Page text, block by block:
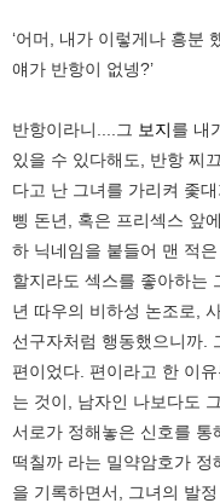
‘어머, 내가 이렇게나 흥분
얘가 반항이 없넹?’
반항이라니....그 보지를 내
있을 수 있다해도, 반항 찌
다고 난 그녀를 가리켜 좇
삥 돈년, 혹은 프리섹스 앞
하 닉네임을 붙들어 맨 적
할지라도 섹스를 좋아하는
년 따우의 비하성 논조로,
선구자처럼 행동했으니까.
편이었다. 편이라고 한 이
는 것이, 남자인 나보다도
서로가 정해놓은 신호를 통
떡칠까 라는 밀약암호가
을 기록하면서, 그녀의 발